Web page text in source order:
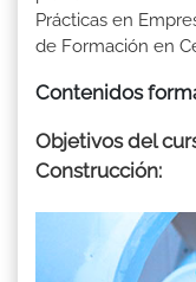
Prácticas en
de Formación en
Contenidos
Objetivos del
Construcción: